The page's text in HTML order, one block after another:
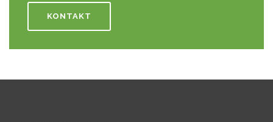
KONTAKT